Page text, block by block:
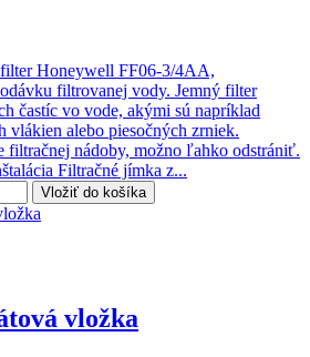
Honeywell FF06-3/4AA,
filtrovanej vody. Jemný filter
častíc vo vode, akými sú napríklad
vlákien alebo piesočných zrniek.
filtračnej nádoby, možno ľahko odstrániť.
Filtračné jímka z...
Vložiť do košíka
vložka